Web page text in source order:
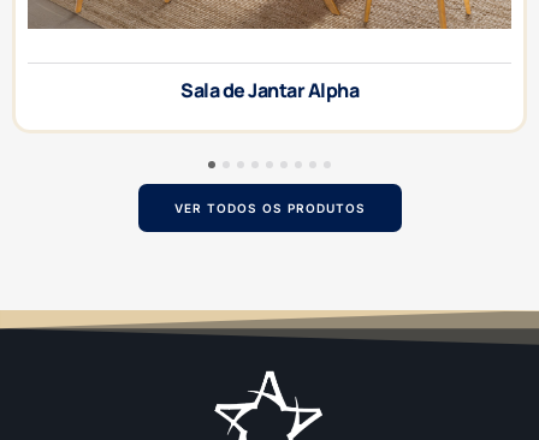
Sala de Jantar Alpha
5 6 7 8 9
VER TODOS OS PRODUTOS